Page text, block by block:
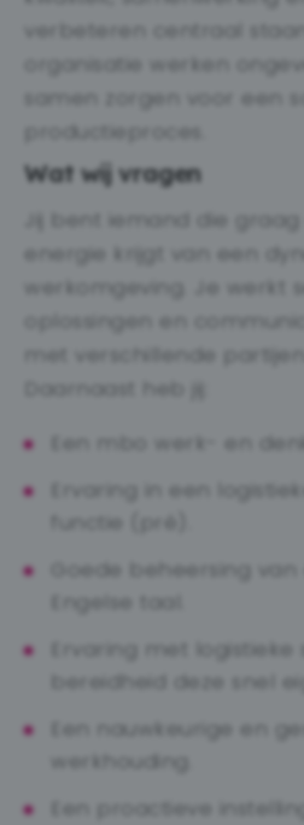
verbeteren centraal
organisatie werken
samen zorgen voor een
productieproces.
Wat wij vragen
Jij bent iemand die
energie krijgt van een
werkomgeving. Je werkt
oplossingen en
met verschillende partijen.
Daarnaast heb jij:
Een mbo werk- en
Ervaring in een
functie (pré).
Goede beheersing
Engelse taal.
Ervaring met
bereidheid deze snel
Een nauwkeurige en
werkhouding.
Een proactieve